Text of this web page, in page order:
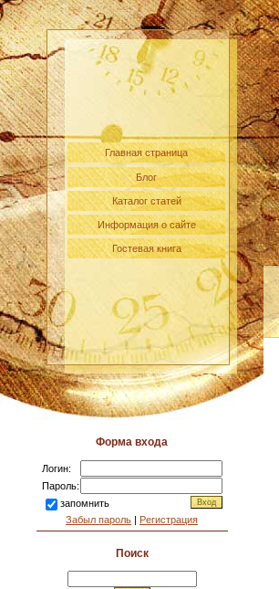
Главная страница
Блог
Каталог статей
Информация о сайте
Гостевая книга
Форма входа
Логин:
Пароль:
запомнить
Забыл пароль | Регистрация
Поиск